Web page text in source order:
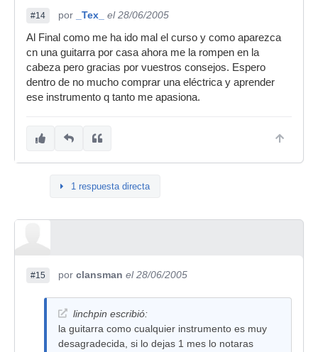
#14 por _Tex_
el 28/06/2005
Al Final como me ha ido mal el curso y como aparezca
cn una guitarra por casa ahora me la rompen en la
cabeza pero gracias por vuestros consejos. Espero
dentro de no mucho comprar una eléctrica y aprender
ese instrumento q tanto me apasiona.
1 respuesta directa
#15 por clansman el 28/06/2005
linchpin escribió:
la guitarra como cualquier instrumento es muy
desagradecida, si lo dejas 1 mes lo notaras